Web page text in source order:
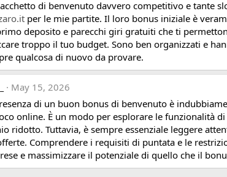
di benvenuto davvero competitivo e tante
per le mie partite. Il loro bonus iniziale è
deposito e parecchi giri gratuiti che ti
troppo il tuo budget. Sono ben organizzati e
qualcosa di nuovo da provare.
May 15, 2026
di un buon bonus di benvenuto è
online. È un modo per esplorare le funzionalità
ridotto. Tuttavia, è sempre essenziale leggere
Comprendere i requisiti di puntata e le
e massimizzare il potenziale di quello che il